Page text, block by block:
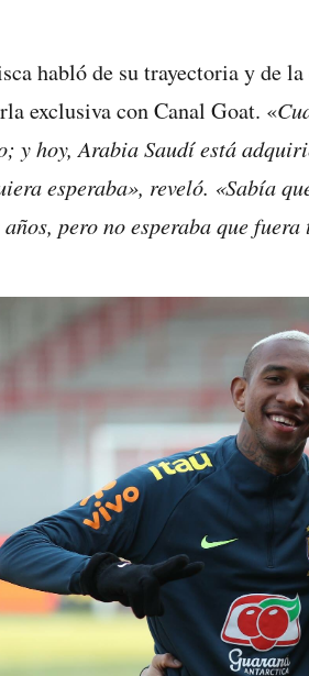
habló de su trayectoria y de
exclusiva con Canal Goat. «
y hoy, Arabia Saudí está
esperaba», reveló. «Sabía
años, pero no esperaba que